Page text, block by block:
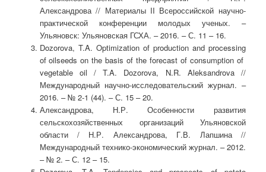
Александрова // Материалы II Всероссийской научно-
практической конференции молодых ученых. –
Ульяновск: Ульяновская ГСХА. – 2016. – С. 11 – 16.
Dozorova, T.A. Optimization of production and processing
of oilseeds on the basis of the forecast of consumption of
vegetable oil / T.A. Dozorova, N.R. Aleksandrova //
Международный научно-исследовательский журнал. –
2016. – № 2-1 (44). – С. 15 – 20.
Александрова, Н.Р. Особенности развития
сельскохозяйственных организаций Ульяновской
области / Н.Р. Александрова, Г.В. Лапшина //
Международный технико-экономический журнал. – 2012.
– № 2. – С. 12 – 15.